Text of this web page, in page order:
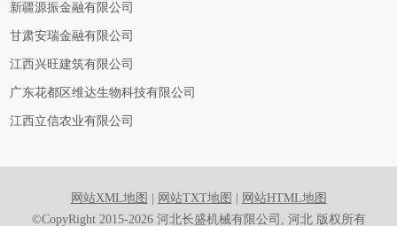
新疆源振金融有限公司
甘肃安瑞金融有限公司
江西兴旺建筑有限公司
广东花都区维达生物科技有限公司
江西立信农业有限公司
网站XML地图 网站TXT地图
网站HTML地图
©CopyRight 2015-2026 河北长盛机械有限公司, 河北 版权所有